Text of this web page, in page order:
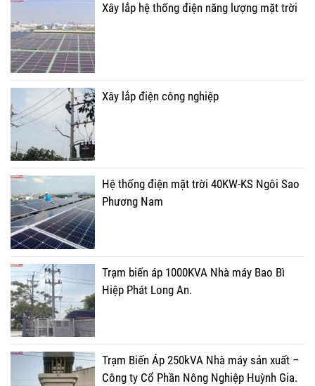
Xây lắp hệ thống điện năng lượng mặt trời
Xây lắp điện công nghiệp
Hệ thống điện mặt trời 40KW-KS Ngôi Sao
Phương Nam
Trạm biến áp 1000KVA Nhà máy Bao Bì
Hiệp Phát Long An.
Trạm Biến Áp 250kVA Nhà máy sản xuất –
Công ty Cổ Phần Nông Nghiệp Huỳnh Gia.